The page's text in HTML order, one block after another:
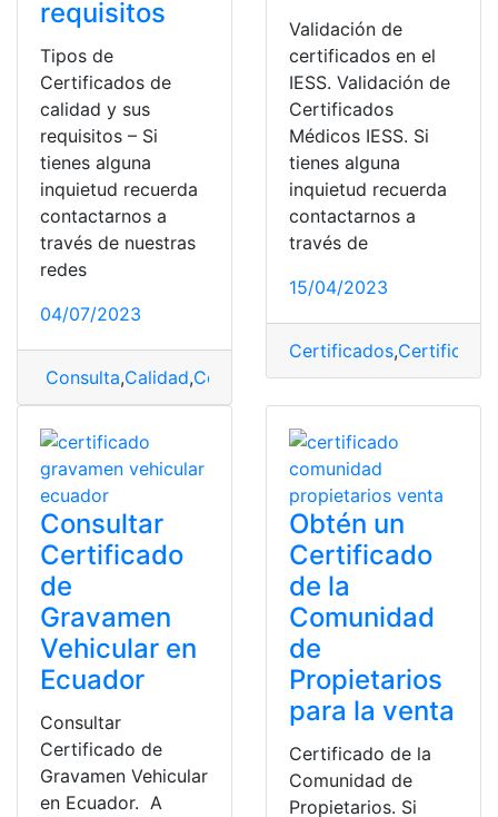
requisitos
Tipos de
Certificados de
calidad y sus
requisitos – Si
tienes alguna
inquietud recuerda
contactarnos a
través de nuestras
redes
04/07/2023
Consulta,Calidad,Certificados,Requisitos,tipos
Validación de
certificados en el
IESS. Validación de
Certificados
Médicos IESS. Si
tienes alguna
inquietud recuerda
contactarnos a
través de
15/04/2023
Certificados,
Consultar
Certificado
de
Gravamen
Vehicular en
Ecuador
Consultar
Certificado de
Gravamen Vehicular
en Ecuador. A
Obtén un
Certificado
de la
Comunidad
de
Propietarios
para la venta
Certificado de la
Comunidad de
Propietarios. Si